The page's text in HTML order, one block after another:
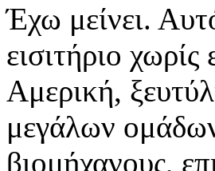
Έχω μείνει.
εισιτήριο
Αμερική,
μεγάλων
βιομήχανους,